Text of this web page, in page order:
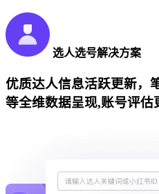
选人选号解决方案
优质达人信息活跃更新，
等全维数据呈现,账号评估